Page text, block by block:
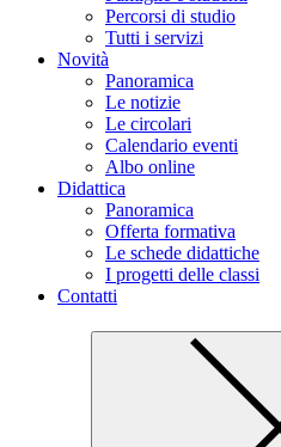
Percorsi di studio
Tutti i servizi
Novità
Panoramica
Le notizie
Le circolari
Calendario eventi
Albo online
Didattica
Panoramica
Offerta formativa
Le schede didattiche
I progetti delle classi
Contatti